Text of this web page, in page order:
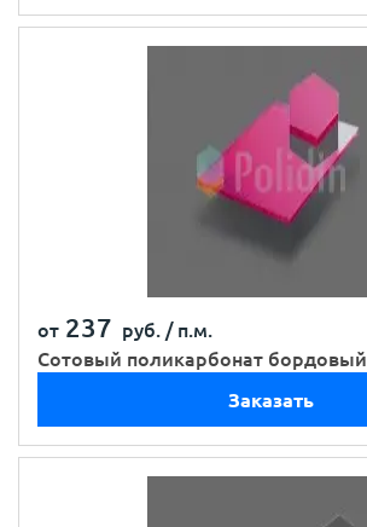
от 237 руб. / п.м.
Сотовый поликарбонат бордовый
Заказать